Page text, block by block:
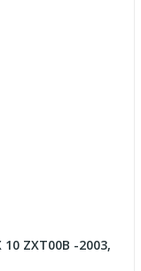
ZXT00B -2003,